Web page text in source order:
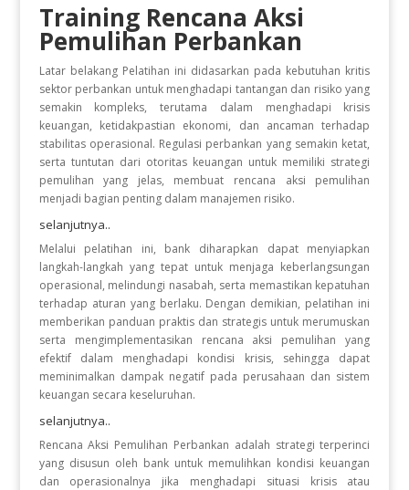
Training Rencana Aksi
Pemulihan Perbankan
Latar belakang Pelatihan ini didasarkan pada kebutuhan kritis
sektor perbankan untuk menghadapi tantangan dan risiko yang
semakin kompleks, terutama dalam menghadapi krisis
keuangan, ketidakpastian ekonomi, dan ancaman terhadap
stabilitas operasional. Regulasi perbankan yang semakin ketat,
serta tuntutan dari otoritas keuangan untuk memiliki strategi
pemulihan yang jelas, membuat rencana aksi pemulihan
menjadi bagian penting dalam manajemen risiko.
selanjutnya..
Melalui pelatihan ini, bank diharapkan dapat menyiapkan
langkah-langkah yang tepat untuk menjaga keberlangsungan
operasional, melindungi nasabah, serta memastikan kepatuhan
terhadap aturan yang berlaku. Dengan demikian, pelatihan ini
memberikan panduan praktis dan strategis untuk merumuskan
serta mengimplementasikan rencana aksi pemulihan yang
efektif dalam menghadapi kondisi krisis, sehingga dapat
meminimalkan dampak negatif pada perusahaan dan sistem
keuangan secara keseluruhan.
selanjutnya..
Rencana Aksi Pemulihan Perbankan adalah strategi terperinci
yang disusun oleh bank untuk memulihkan kondisi keuangan
dan operasionalnya jika menghadapi situasi krisis atau